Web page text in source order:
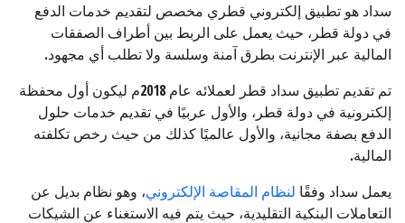
سداد هو تطبيق إلكتروني قطري مخصص لتقديم خدمات الدفع
في دولة قطر، حيث يعمل على الربط بين أطراف الصفقات
المالية عبر الإنترنت بطرق آمنة وسلسة ولا تطلب أي مجهود.
تم تقديم تطبيق سداد قطر لعملائه عام 2018م ليكون أول محفظة
إلكترونية في دولة قطر، والأول عربيًا في تقديم خدمات حلول
الدفع بصفة مجانية، والأول عالميًا كذلك من حيث رخص تكلفته
المالية.
يعمل سداد وفقًا لنظام المقاصة الإلكتروني، وهو نظام بديل عن
التعاملات البنكية التقليدية، حيث يتم فيه الاستغناء عن الشيكات